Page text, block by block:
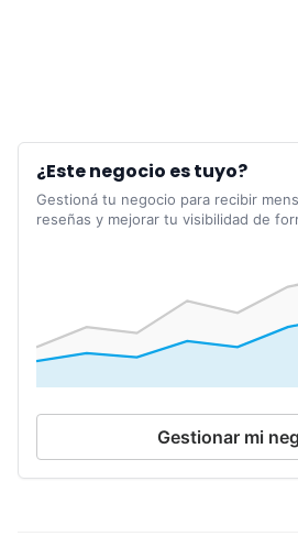
¿Este negocio es tuyo?
Gestioná tu negocio para recibir
reseñas y mejorar tu visibilidad de
Gestionar mi